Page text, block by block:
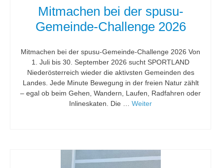
Mitmachen bei der spusu-
Gemeinde-Challenge 2026
Mitmachen bei der spusu-Gemeinde-Challenge 2026 Von
1. Juli bis 30. September 2026 sucht SPORTLAND
Niederösterreich wieder die aktivsten Gemeinden des
Landes. Jede Minute Bewegung in der freien Natur zählt
– egal ob beim Gehen, Wandern, Laufen, Radfahren oder
Inlineskaten. Die … Weiter